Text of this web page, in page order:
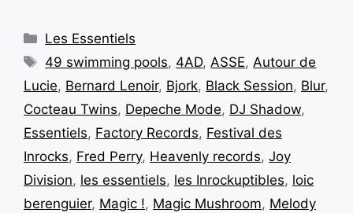
Les Essentiels
49 swimming pools, 4AD,ASSE,Autour de
Lucie, Bernard Lenoir, Bjork, Black Session, Blur,
Cocteau Twins, Depeche Mode, DJ Shadow,
Essentiels, Factory Records, Festival des
Inrocks, Fred Perry, Heavenly records, Joy
Division, les essentiels, les Inrockuptibles, loic
berenguier, Magic !, Magic Mushroom, Melody